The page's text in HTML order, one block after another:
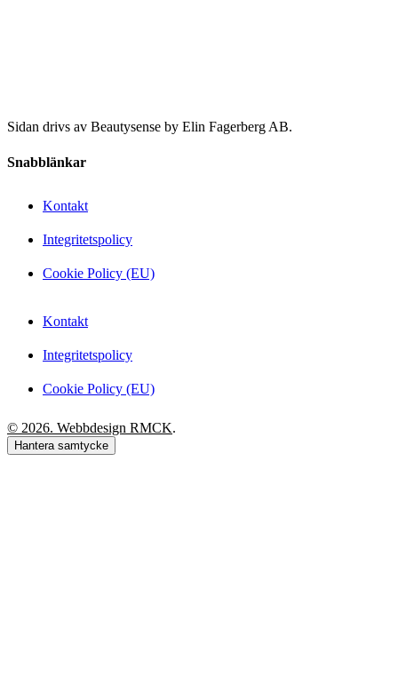
Sidan drivs av Beautysense by Elin Fagerberg AB.
Snabblänkar
Kontakt
Integritetspolicy
Cookie Policy (EU)
Kontakt
Integritetspolicy
Cookie Policy (EU)
© 2026. Webbdesign RMCK.
Hantera samtycke